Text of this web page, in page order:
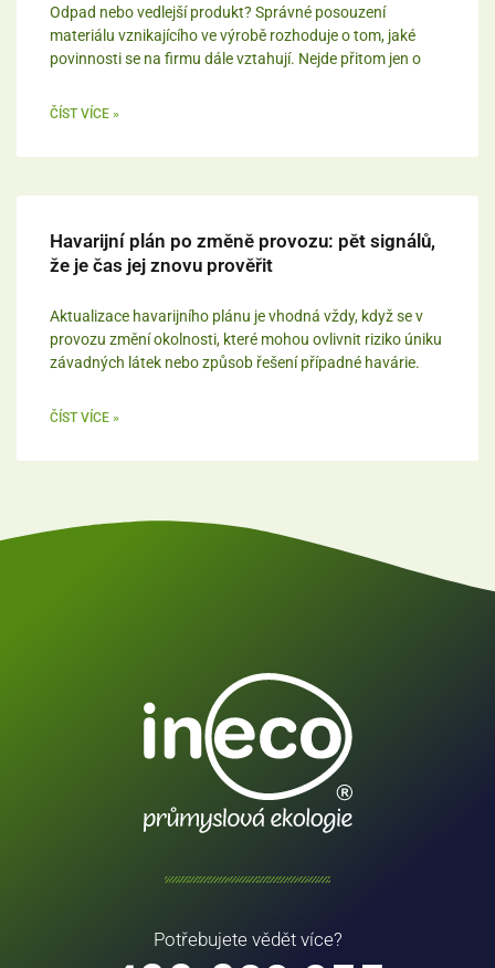
Odpad nebo vedlejší produkt? Správné posouzení
materiálu vznikajícího ve výrobě rozhoduje o tom, jaké
povinnosti se na firmu dále vztahují. Nejde přitom jen o
ČÍST VÍCE »
Havarijní plán po změně provozu: pět signálů,
že je čas jej znovu prověřit
Aktualizace havarijního plánu je vhodná vždy, když se v
provozu změní okolnosti, které mohou ovlivnit riziko úniku
závadných látek nebo způsob řešení případné havárie.
ČÍST VÍCE »
Potřebujete vědět více?